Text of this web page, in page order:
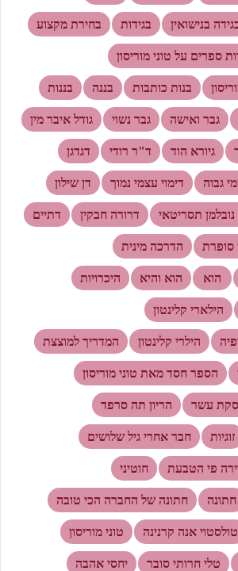
בנישואין בגידות בחירת מקצוע
ספרים על טוני מוריסון
בנות כותבות בננה בננות
גבר ואישה גבר נשוי גודל איבר מין
גיורא הוד ד"ר רודי דגדגן
גבוה דימוי עצמי נמוך דן שילון
נובלמן תסריטאי דרורה חבקין דתיים
סופרת הדרכה מינית
הוא הוא והיא היכרויות
הילארי קלינטון
הילרי קלינטון המדריך למוצצת
הספר חסד מאת טוני מוריסון
עשר הריון תה סרפד
זוגיות חבר אחרי גיל שלושים
פי הטבעת חוטיני
חתונה חתונה של החברה הכי טובה
טולסטוי אנה קרנינה טוני מוריסון
טלי חרותי סובר יחסי אהבה